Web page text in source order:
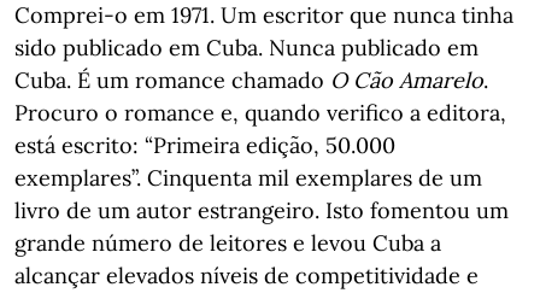
Comprei-o em 1971. Um escritor que nunca tinha
sido publicado em Cuba. Nunca publicado em
Cuba. É um romance chamado O Cão Amarelo.
Procuro o romance e, quando verifico a editora,
está escrito: “Primeira edição, 50.000
exemplares”. Cinquenta mil exemplares de um
livro de um autor estrangeiro. Isto fomentou um
grande número de leitores e levou Cuba a
alcançar elevados níveis de competitividade e